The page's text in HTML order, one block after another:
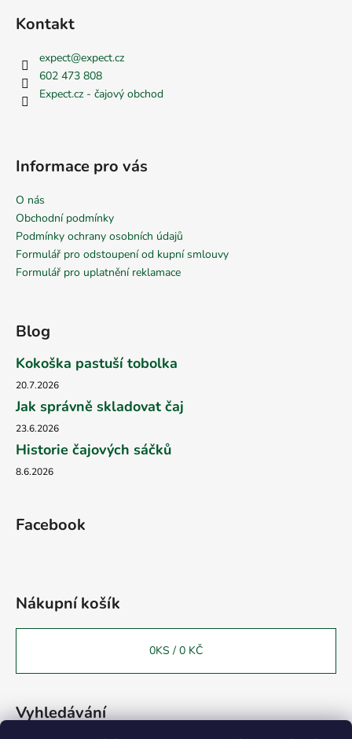
Kontakt
expect@expect.cz
602 473 808
Expect.cz - čajový obchod
Informace pro vás
O nás
Obchodní podmínky
Podmínky ochrany osobních údajů
Formulář pro odstoupení od kupní smlouvy
Formulář pro uplatnění reklamace
Blog
Kokoška pastuší tobolka
20.7.2026
Jak správně skladovat čaj
23.6.2026
Historie čajových sáčků
8.6.2026
Facebook
Nákupní košík
0KS / 0 KČ
Vyhledávání